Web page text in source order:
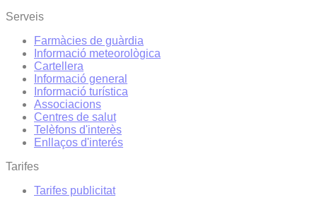
Serveis
Farmàcies de guàrdia
Informació meteorològica
Cartellera
Informació general
Informació turística
Associacions
Centres de salut
Telèfons d'interès
Enllaços d'interés
Tarifes
Tarifes publicitat